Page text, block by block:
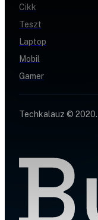
Cikk
Teszt
Laptop
Mobil
Gamer
Techkalauz ©